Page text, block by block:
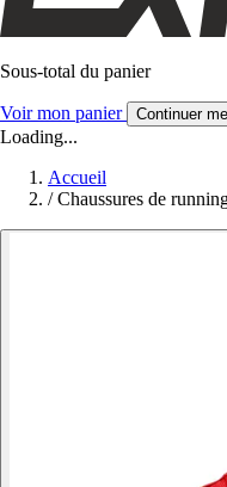
Sous-total du panier
Voir mon panier Continuer
Loading...
Accueil
/ Chaussures de